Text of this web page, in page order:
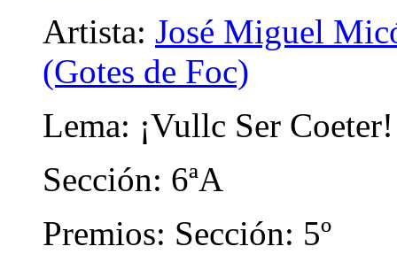
Artista: José Miguel
(Gotes de Foc)
Lema: ¡Vullc Ser Coeter!
Sección: 6ªA
Premios: Sección: 5º